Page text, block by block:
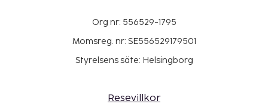
Org nr: 556529-1795
Momsreg. nr: SE556529179501
Styrelsens säte: Helsingborg
Resevillkor